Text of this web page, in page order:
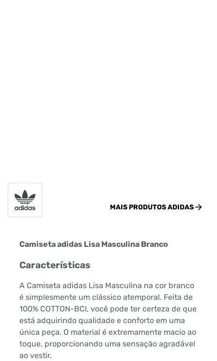
MAIS PRODUTOSADIDAS
Camiseta adidas Lisa Masculina Branco
Características
A Camiseta adidas Lisa Masculina na cor branco
é simplesmente um clássico atemporal. Feita de
100% COTTON-BCI, você pode ter certeza de que
está adquirindo qualidade e conforto em uma
única peça. O material é extremamente macio ao
toque, proporcionando uma sensação agradável
ao vestir.